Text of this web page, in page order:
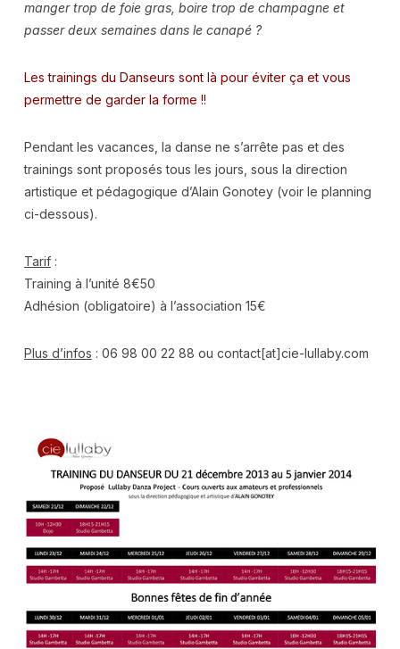
manger trop de foie gras, boire trop de champagne et
passer deux semaines dans le canapé ?
Les trainings du Danseurs sont là pour éviter ça et vous
permettre de garder la forme !!
Pendant les vacances, la danse ne s’arrête pas et des
trainings sont proposés tous les jours, sous la direction
artistique et pédagogique d’Alain Gonotey (voir le planning
ci-dessous).
Tarif:
Training à l’unité 8€50
Adhésion (obligatoire) à l’association 15€
Plus d’infos : 06 98 00 22 88 ou contact[at]cie-lullaby.com